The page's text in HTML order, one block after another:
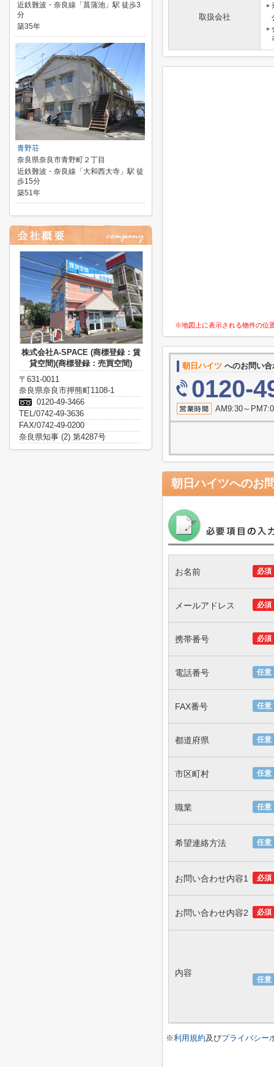
取扱会社
※地図上に表示される物件の位
朝日ハイツ へのお問い
0120-
AM9:30～
朝日ハイツへのお
必須
お名前
必須
メールアドレス
必須
携帯番号
任意
電話番号
任意
FAX番号
任意
都道府県
任意
市区町村
任意
職業
任意
希望連絡方法
必須
お問い合わせ内容1
必須
お問い合わせ内容2
任意
内容
※利用規約及びプライバシー
近鉄難波・奈良線「菖蒲池」駅 徒歩3
分
築35年
青野荘
奈良県奈良市青野町２丁目
近鉄難波・奈良線「大和西大寺」駅 徒
歩15分
築51年
株式会社A-SPACE (商標登録：賃
貸空間)(商標登録：売買空間)
〒631-0011
奈良県奈良市押熊町1108-1
0120-49-3466
TEL/0742-49-3636
FAX/0742-49-0200
奈良県知事 (2) 第4287号